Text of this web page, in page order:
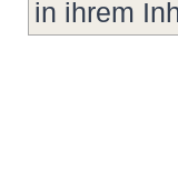
in ihrem